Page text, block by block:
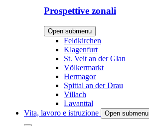
Prospettive zonali
Open submenu
Feldkirchen
Klagenfurt
St. Veit an der Glan
Völkermarkt
Hermagor
Spittal an der Drau
Villach
Lavanttal
Vita, lavoro e istruzione
Open submenu